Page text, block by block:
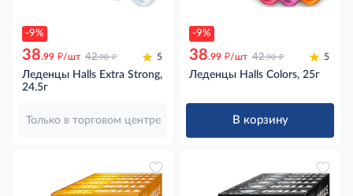
-9%
38.99 д/шт 42.90 д 5
Леденцы Halls Extra Strong,
24.5г
Только в торговом центре
-9%
38.99 д/шт 42.90 д 5
Леденцы Halls Colors, 25г
В корзину